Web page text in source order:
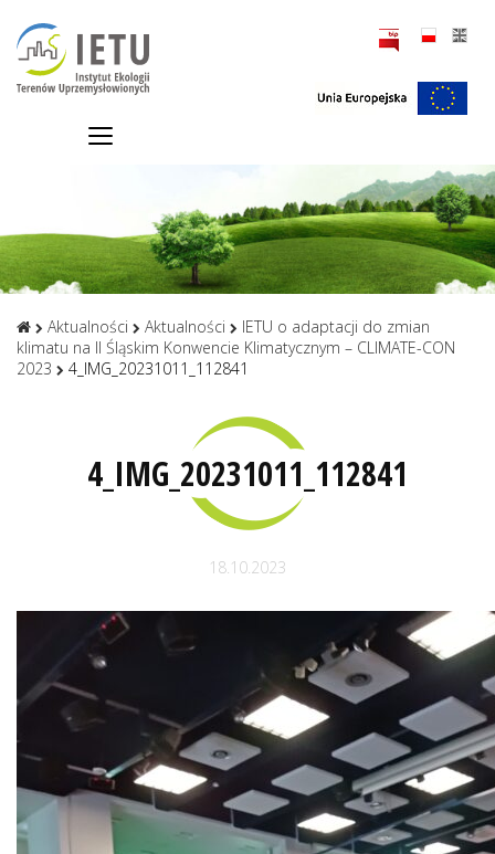
Aktualności Aktualności
IETU o adaptacji do zmian
klimatu na II Śląskim Konwencie Klimatycznym – CLIMATE-CON
2023
4_IMG_20231011_112841
4_IMG_20231011_112841
18.10.2023